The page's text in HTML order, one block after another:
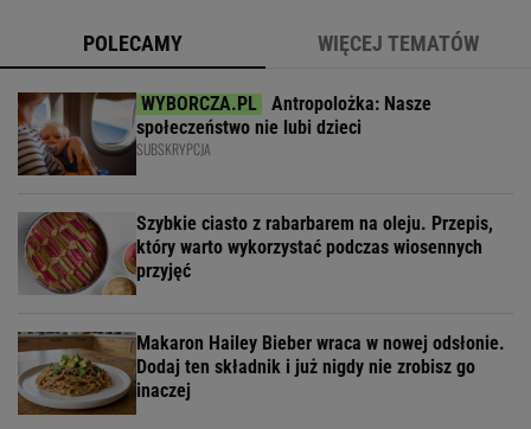
POLECAMY WIĘCEJ TEMATÓW
Antropolożka: Nasze
społeczeństwo nie lubi dzieci
SUBSKRYPCJA
Szybkie ciasto z rabarbarem na oleju. Przepis,
który warto wykorzystać podczas wiosennych
przyjęć
Makaron Hailey Bieber wraca w nowej odsłonie.
Dodaj ten składnik i już nigdy nie zrobisz go
inaczej